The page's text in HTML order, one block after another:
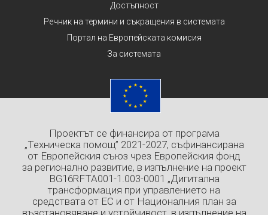
Достъпност
Речник на термини и съкращения в системата
Портал на Европейската комисия
За системата
Проектът се финансира от програма
„Техническа помощ” 2021-2027, съфинансирана
от Европейския съюз чрез Европейския фонд
за регионално развитие, в изпълнение на проект
BG16RFTA001-1.003-0001 „Дигитална
трансформация при управлението на
средствата от ЕС и от Националния план за
възстановяване и устойчивост, в изпълнение на